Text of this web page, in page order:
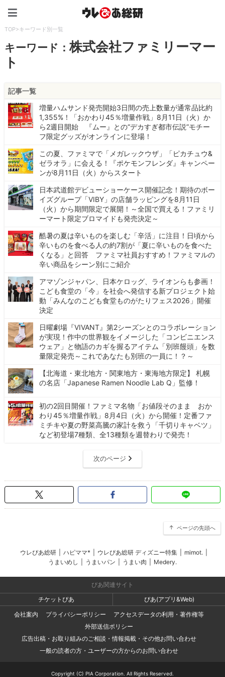
TOP>キーワード別一覧
キーワード：株式会社ファミリーマー
ト
記事一覧
増量ハムサンド発売開始3日間の売上数量が通常品比約
1,355%！「おかわり45％増量作戦」8月11日（火）か
ら2週目開始 『ムー』との“デカすぎ都市伝説”モチー
フ限定グッズがオンラインに登場！
この夏、ファミマで「メガレックウザ」「ピカチュウ&
ゼラオラ」に会える！『ポケモンフレンダ』キャンペー
ンが8月11日（火）からスタート
日本武道館デビューショーケース開催記念！期待のボー
イズグループ「VIBY」の店舗ラッピングを8月11日
（火）から期間限定で展開！～全国で買える！ファミリ
ーマート限定ブロマイドも発売決定～
酷暑の夏は辛いものを楽しむ「辛活」に注目！日頃から
辛いものを食べる人の約7割が「夏に辛いものを食べた
くなる」と回答 ファミマ社員おすすめ！ファミマルの
辛い商品をシーン別にご紹介
アマゾンジャパン、日本ケロッグ、ライオンらも参画！
こども食堂の「今」を社会へ発信する新プロジェクト始
動「みんなのこども食堂ものがたりフェス2026」開催
決定
日曜劇場『VIVANT』第2シーズンとのコラボレーション
が実現！作中の世界観をイメージした「コンビニエンス
ウェア」と物語のカギを握るアイテム「別班饅頭」を数
量限定発売～これであなたも別班の一員に！？～
【北海道・東北地方・関東地方・東海地方限定】 札幌
の名店「Japanese Ramen Noodle Lab Q」監修！
初の2回目開催！ファミマ名物「お値段そのまま おか
わり45％増量作戦」8月4日（火）から開催！定番ファ
ミチキや夏の野菜高騰の家計を救う「千切りキャベツ」
など初登場7種類、全13種類を週替わりで発売！
次のページ
ページの先頭へ
ウレぴあ総研 ハピママ* ウレぴあ総研 ディズニー特集 mimot.
うまいめし
うまいパン うまい肉 Medery.
ぴあ関連サイト
チケットぴあ
ぴあ(アプリ&Web)
会社案内
プライバシーポリシー
アクセスデータの利用・著作権等
外部送信ポリシー
広告出稿・お取り組みのご相談・情報掲載・その他お問い合わせ
一般の読者の方・ユーザーの方からのお問い合わせ
Copyright (C) PIA Corporation. All Rights Reserved.